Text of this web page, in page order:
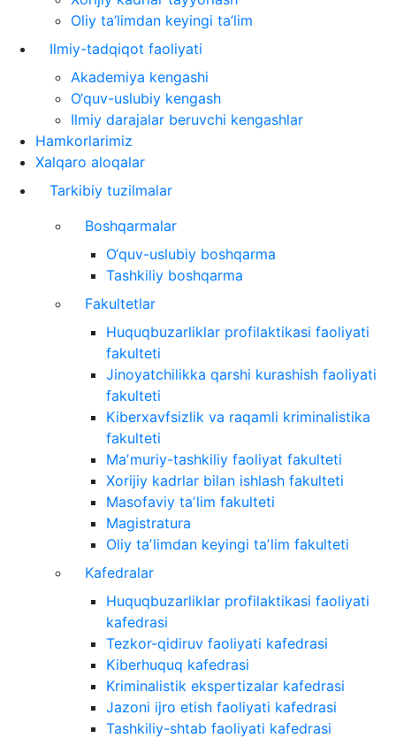
Oliy ta’limdan keyingi ta’lim
Ilmiy-tadqiqot faoliyati
Akademiya kengashi
O‘quv-uslubiy kengash
Ilmiy darajalar beruvchi kengashlar
Hamkorlarimiz
Xalqaro aloqalar
Tarkibiy tuzilmalar
Boshqarmalar
O‘quv-uslubiy boshqarma
Tashkiliy boshqarma
Fakultetlar
Huquqbuzarliklar profilaktikasi faoliyati
fakulteti
Jinoyatchilikka qarshi kurashish faoliyati
fakulteti
Kiberxavfsizlik va raqamli kriminalistika
fakulteti
Maʼmuriy-tashkiliy faoliyat fakulteti
Xorijiy kadrlar bilan ishlash fakulteti
Masofaviy taʼlim fakulteti
Magistratura
Oliy taʼlimdan keyingi taʼlim fakulteti
Kafedralar
Huquqbuzarliklar profilaktikasi faoliyati
kafedrasi
Tezkor-qidiruv faoliyati kafedrasi
Kiberhuquq kafedrasi
Kriminalistik ekspertizalar kafedrasi
Jazoni ijro etish faoliyati kafedrasi
Tashkiliy-shtab faoliyati kafedrasi